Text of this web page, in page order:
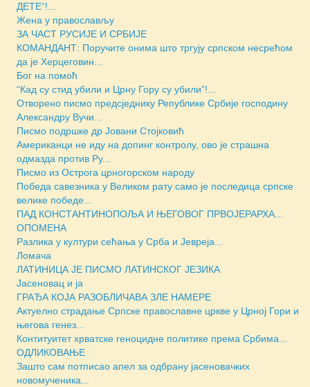
ДЕТЕ“!...
Жена у православљу
ЗА ЧАСТ РУСИЈЕ И СРБИЈЕ
КОМАНДАНТ: Поручите онима што тргују српском несрећом
да је Херцеговин...
Бог на помоћ
“Кад су стид убили и Црну Гору су убили”!...
Отворено писмо предсjеднику Републике Србије господину
Александру Вучи...
Писмо подршке др Јовани Стојковић
Американци не иду на допинг контролу, ово је страшна
одмазда против Ру...
Писмо из Острога црногорском народу
Победа савезника у Великом рату само је последица српске
велике победе...
ПАД КОНСТАНТИНОПОЉА И ЊЕГОВОГ ПРВОЈЕРАРХА...
ОПОМЕНА
Разлика у култури сећања у Срба и Јевреја...
Ломача
ЛАТИНИЦА ЈЕ ПИСМО ЛАТИНСКОГ ЈЕЗИКА
Јасеновац и ја
ГРАЂА КОЈА РАЗОБЛИЧАВА ЗЛЕ НАМЕРЕ
Актуелно страдање Српске православне цркве у Црној Гори и
његова генез...
Контитуитет хрватске геноцидне политике према Србима...
ОДЛИКОВАЊЕ
Зашто сам потписао апел за одбрану јасеновачких
новомученика...